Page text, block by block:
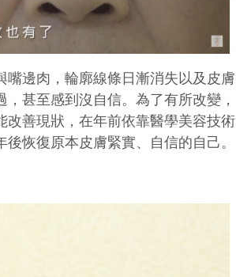
邊肉，輪廓線條日漸消失以及皮膚
甚至感到沒自信。為了有所改變，
改善現狀，在年前依靠醫學美容技術
恢復原本皮膚緊實、自信的自己。